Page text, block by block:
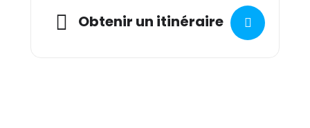
Obtenir un itinéraire